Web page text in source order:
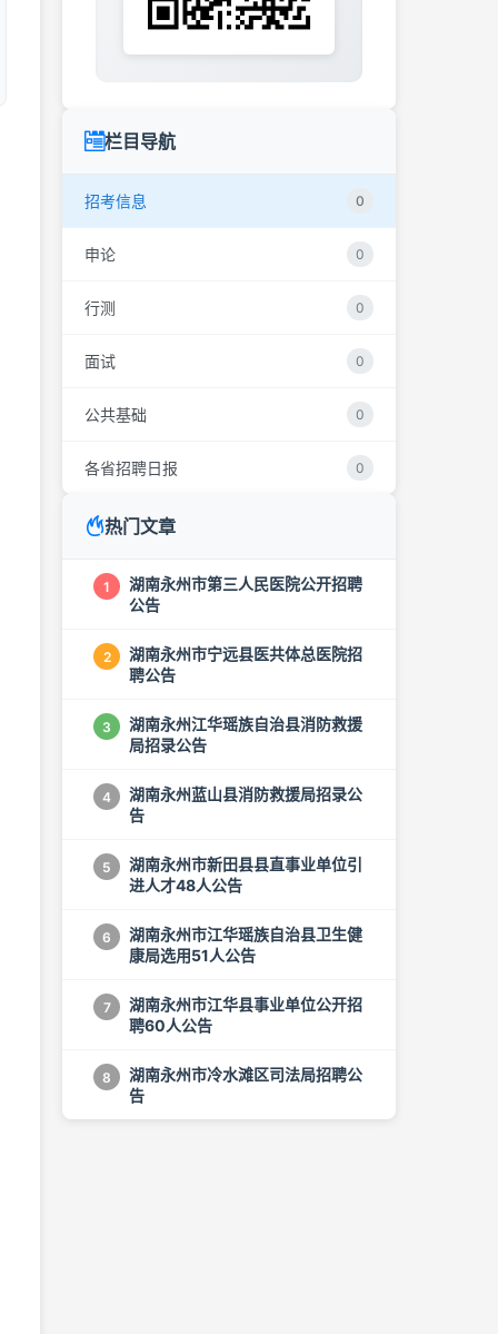
栏目导航
招考信息 0
申论 0
行测 0
面试 0
公共基础 0
各省招聘日报 0
热门文章
1
湖南永州市第三人民医院公开招聘
公告
2
湖南永州市宁远县医共体总医院招
聘公告
3
湖南永州江华瑶族自治县消防救援
局招录公告
4
湖南永州蓝山县消防救援局招录公
告
5
湖南永州市新田县县直事业单位引
进人才48人公告
6
湖南永州市江华瑶族自治县卫生健
康局选用51人公告
7
湖南永州市江华县事业单位公开招
聘60人公告
8
湖南永州市冷水滩区司法局招聘公
告